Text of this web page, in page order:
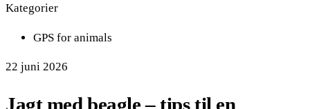
Kategorier
GPS for animals
22 juni 2026
Jagt med beagle – tips til en